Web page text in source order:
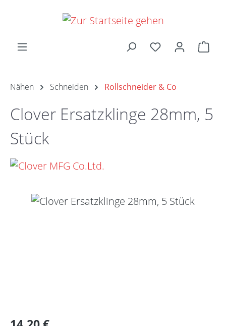
Zum Hauptinhalt springen
Nähen Schneiden Rollschneider & Co
Clover Ersatzklinge 28mm, 5
Stück
Bildergalerie überspringen
Regulärer Preis: